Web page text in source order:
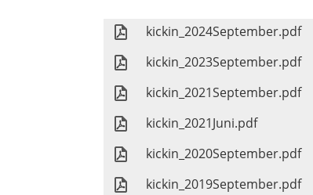
kickin_2024September.pdf
kickin_2023September.pdf
kickin_2021September.pdf
kickin_2021Juni.pdf
kickin_2020September.pdf
kickin_2019September.pdf